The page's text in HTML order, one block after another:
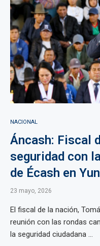
NACIONAL
Áncash: Fiscal
seguridad con
de Écash en
23 mayo, 2026
El fiscal de la nación,
reunión con las rondas
la seguridad ciudadana ...